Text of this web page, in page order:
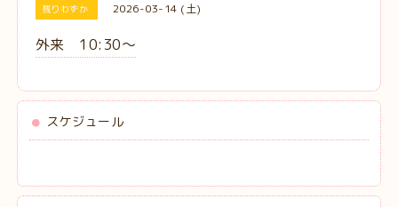
残りわずか 2026-03-14 (土)
外来 10:30〜
スケジュール